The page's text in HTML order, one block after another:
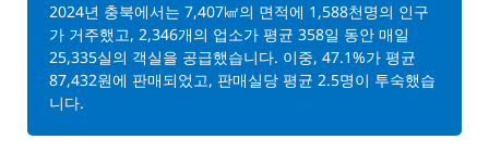
2024년 충북에서는 7,407㎢의 면적에 1,588천명의 인구
가 거주했고, 2,346개의 업소가 평균 358일 동안 매일
25,335실의 객실을 공급했습니다. 이중, 47.1%가 평균
87,432원에 판매되었고, 판매실당 평균 2.5명이 투숙했습
니다.